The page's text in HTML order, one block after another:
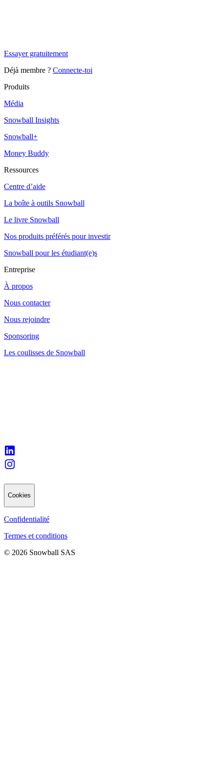
Essayer gratuitement
Déjà membre ? Connecte-toi
Produits
Média
Snowball Insights
Snowball+
Money Buddy
Ressources
Centre d’aide
La boîte à outils Snowball
Le livre Snowball
Nos produits préférés pour investir
Snowball pour les étudiant(e)s
Entreprise
À propos
Nous contacter
Nous rejoindre
Sponsoring
Les coulisses de Snowball
Cookies
Confidentialité
Termes et conditions
© 2026 Snowball SAS